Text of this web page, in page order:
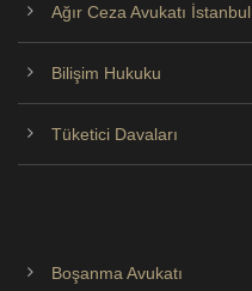
Ağır Ceza Avukatı İstanbul
Bilişim Hukuku
Tüketici Davaları
Boşanma Avukatı